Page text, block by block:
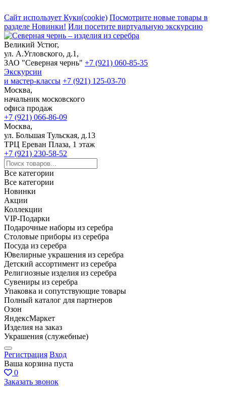
Сайт использует Куки(cookie) Посмотрите новые товары в
разделе Новинки! Или посетите виртуальную экскурсию
Великий Устюг,
ул. А.Угловского, д.1,
ЗАО "Северная чернь" +7 (921) 060-85-35
Экскурсии
и мастер-классы +7 (921) 125-03-70
Москва,
начальник московского
офиса продаж
+7 (921) 066-86-09
Москва,
ул. Большая Тульская, д.13
ТРЦ Ереван Плаза, 1 этаж
+7 (921) 230-58-52
Все категории
Все категории
Новинки
Акции
Коллекции
VIP-Подарки
Подарочные наборы из серебра
Столовые приборы из серебра
Посуда из серебра
Ювелирные украшения из серебра
Детский ассортимент из серебра
Религиозные изделия из серебра
Сувениры из серебра
Упаковка и сопутствующие товары
Полный каталог для партнеров
Озон
ЯндексМаркет
Изделия на заказ
Украшения (служебные)
Регистрация Вход
Ваша корзина пуста
0
Заказать звонок